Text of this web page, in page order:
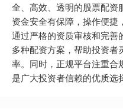
全、高效、透明的股票配资
资金安全有保障，操作便捷
通过严格的资质审核和完善
多种配资方案，帮助投资者
率。同时，正规平台注重合
是广大投资者信赖的优质选